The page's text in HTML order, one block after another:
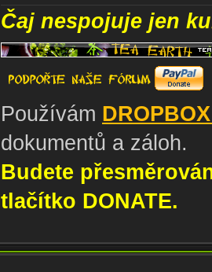
Čaj nespojuje jen
Používám
dokumentů a záloh.
Budete
tlačítko DONATE.